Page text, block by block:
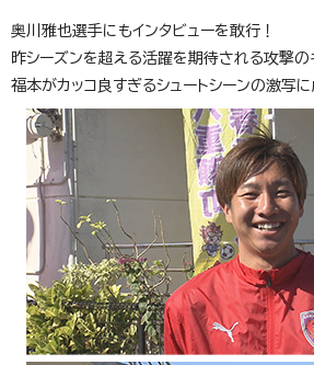
奥川雅也選手にもインタビューを敢行！
昨シーズンを超える活躍を期待される攻撃の
福本がカッコ良すぎるシュートシーンの激写